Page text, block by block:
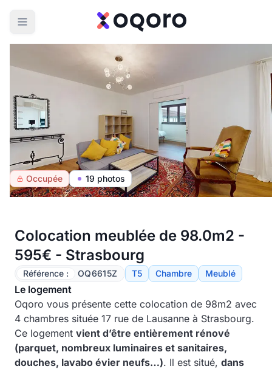
Occupée 19 photos
Colocation meublée de 98.0m2 -
595€ - Strasbourg
Référence : OQ6615Z T5 Chambre Meublé
Le logement
Oqoro vous présente cette colocation de 98m2 avec
4 chambres située 17 rue de Lausanne à Strasbourg.
Ce logement vient d’être entièrement rénové
(parquet, nombreux luminaires et sanitaires,
douches, lavabo évier neufs…). Il est situé, dans